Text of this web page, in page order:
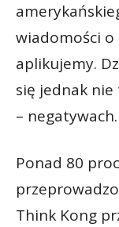
wiadomości o
aplikujemy.
się jednak
– negatywach.
Ponad 80
Think Kong